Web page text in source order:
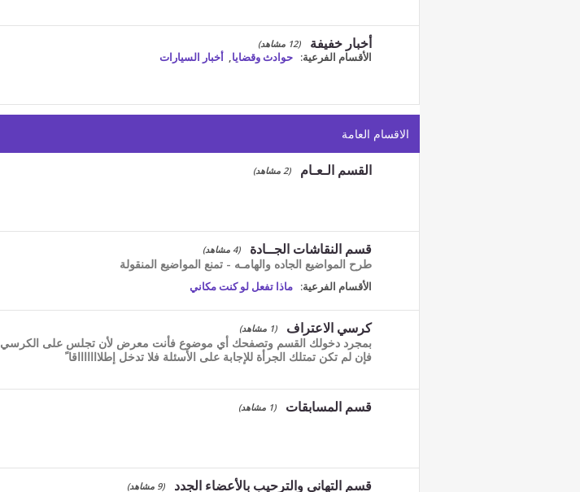
أخبار خفيفة (12 مشاهد)
الأقسام الفرعية: حوادث وقضايا, أخبار السيارات
الاقسام العامة
القسم الـعـام (2 مشاهد)
قسم النقاشات الجــادة (4 مشاهد)
طرح المواضيع الجاده والهامـه - تمنع المواضيع المنقولة
الأقسام الفرعية: ماذا تفعل لو كنت مكاني
كرسي الاعتراف (1 مشاهد)
بمجرد دخولك القسم وتصفحك أي موضوع فأنت معرض لأن تجلس على الكرسي
فإن لم تكن تمتلك الجرأة للإجابة على الأسئلة فلا تدخل إطلاااااااقا ً
قسم المسابقات (1 مشاهد)
قسم التهانى والترحيب بالأعضاء الجدد (9 مشاهد)